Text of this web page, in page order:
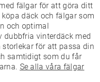
fälgar för att göra ditt
däck och fälgar som
och optimal
dubbfria vinterdäck med
för att passa din
samtidigt som du får
Se alla våra fälgar